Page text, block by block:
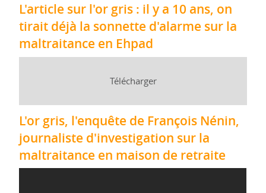
L'article sur l'or gris : il y a 10 ans, on
tirait déjà la sonnette d'alarme sur la
maltraitance en Ehpad
Télécharger
L'or gris, l'enquête de François Nénin,
journaliste d'investigation sur la
maltraitance en maison de retraite